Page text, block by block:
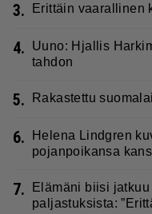
3. Erittäin vaarallinen
4.
Uuno: Hjallis
tahdon
5. Rakastettu
6.
Helena Lindgren
pojanpoikansa
7.
Elämäni biisi
paljastuksista: